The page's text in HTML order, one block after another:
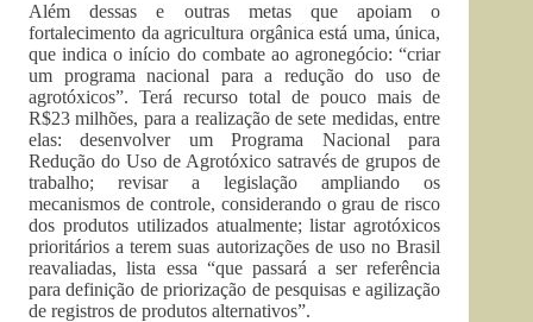
Além dessas e outras metas que apoiam o
fortalecimento da agricultura orgânica está uma, única,
que indica o início do combate ao agronegócio: “criar
um programa nacional para a redução do uso de
agrotóxicos”. Terá recurso total de pouco mais de
R$23 milhões, para a realização de sete medidas, entre
elas: desenvolver um Programa Nacional para
Redução do Uso de Agrotóxico satravés de grupos de
trabalho; revisar a legislação ampliando os
mecanismos de controle, considerando o grau de risco
dos produtos utilizados atualmente; listar agrotóxicos
prioritários a terem suas autorizações de uso no Brasil
reavaliadas, lista essa “que passará a ser referência
para definição de priorização de pesquisas e agilização
de registros de produtos alternativos”.